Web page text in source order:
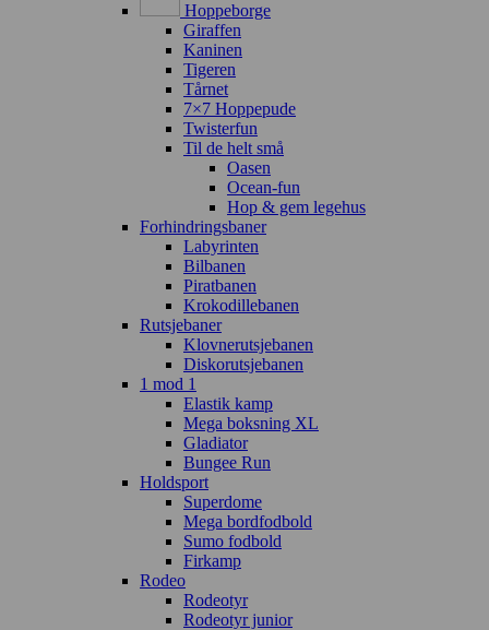
Hoppeborge
Giraffen
Kaninen
Tigeren
Tårnet
7×7 Hoppepude
Twisterfun
Til de helt små
Oasen
Ocean-fun
Hop & gem legehus
Forhindringsbaner
Labyrinten
Bilbanen
Piratbanen
Krokodillebanen
Rutsjebaner
Klovnerutsjebanen
Diskorutsjebanen
1 mod 1
Elastik kamp
Mega boksning XL
Gladiator
Bungee Run
Holdsport
Superdome
Mega bordfodbold
Sumo fodbold
Firkamp
Rodeo
Rodeotyr
Rodeotyr junior